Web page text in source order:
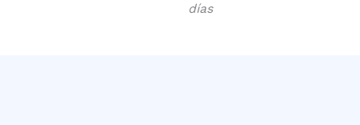
días